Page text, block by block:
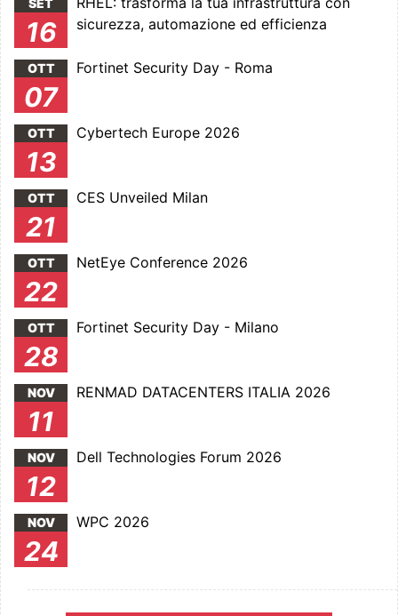
SET
16
sicurezza, automazione ed efficienza
OTT
07
Fortinet Security Day - Roma
OTT
13
Cybertech Europe 2026
OTT
21
CES Unveiled Milan
OTT
22
NetEye Conference 2026
OTT
28
Fortinet Security Day - Milano
NOV
11
RENMAD DATACENTERS ITALIA 2026
NOV
12
Dell Technologies Forum 2026
NOV
24
WPC 2026